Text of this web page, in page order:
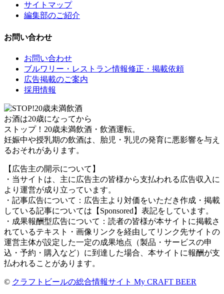
サイトマップ
編集部のご紹介
お問い合わせ
お問い合わせ
ブルワリー・レストラン情報修正・掲載依頼
広告掲載のご案内
採用情報
お酒は20歳になってから
ストップ！20歳未満飲酒・飲酒運転。
妊娠中や授乳期の飲酒は、胎児・乳児の発育に悪影響を与え
るおそれがあります。
【広告主の開示について】
・当サイトは、主に広告主の皆様から支払われる広告収入に
より運営が成り立っています。
・記事広告について：広告主より対価をいただき作成・掲載
している記事については【Sponsored】表記をしています。
・成果報酬型広告について：読者の皆様が本サイトに掲載さ
れているテキスト・画像リンクを経由してリンク先サイトの
運営主体が設定した一定の成果地点（製品・サービスの申
込・予約・購入など）に到達した場合、本サイトに報酬が支
払われることがあります。
© クラフトビールの総合情報サイト My CRAFT BEER